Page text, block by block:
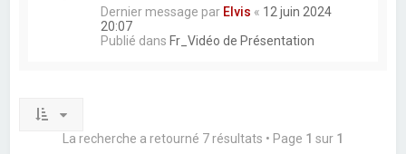
Dernier message par Elvis « 12 juin 2024
20:07
Publié dansFr_Vidéo de Présentation
La recherche a retourné 7 résultats • Page 1 sur 1